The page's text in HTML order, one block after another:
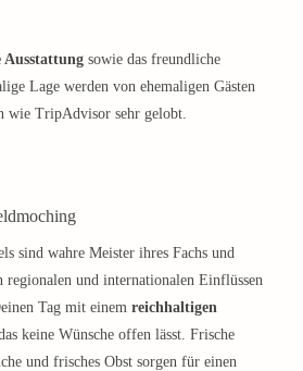
Ausstattung sowie das freundliche
Lage werden von ehemaligen Gästen
wie TripAdvisor sehr gelobt.
sind wahre Meister ihres Fachs und
regionalen und internationalen Einflüssen
Tag mit einem reichhaltigen
keine Wünsche offen lässt. Frische
und frisches Obst sorgen für einen